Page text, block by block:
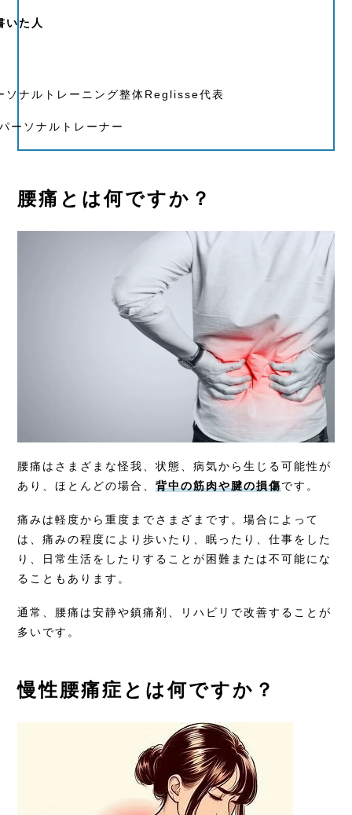
いた人
ソナルトレーニング整体Reglisse代表
ーソナルトレーナー
腰痛とは何ですか？
腰痛はさまざまな怪我、状態、病気から生じる可能性が
あり、ほとんどの場合、背中の筋肉や腱の損傷です。
痛みは軽度から重度までさまざまです。場合によって
は、痛みの程度により歩いたり、眠ったり、仕事をした
り、日常生活をしたりすることが困難または不可能にな
ることもあります。
通常、腰痛は安静や鎮痛剤、リハビリで改善することが
多いです。
慢性腰痛症とは何ですか？